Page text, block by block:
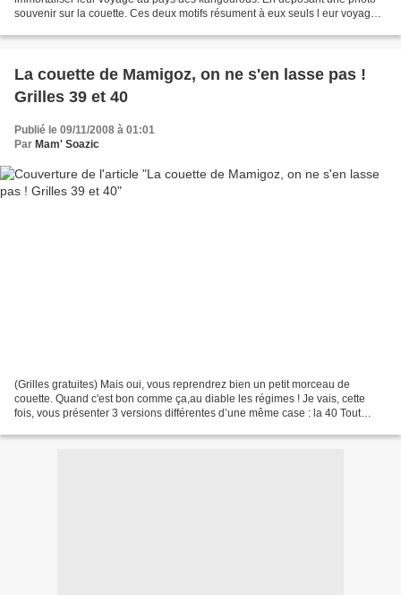
souvenir sur la couette. Ces deux motifs résument à eux seuls l eur voyage
La couette de Mamigoz, on ne s'en lasse pas !
Grilles 39 et 40
Publié le 09/11/2008 à 01:01
Par Mam' Soazic
(Grilles gratuites) Mais oui, vous reprendrez bien un petit morceau de
couette. Quand c'est bon comme ça,au diable les régimes ! Je vais, cette
fois, vous présenter 3 versions différentes d’une même case : la 40 Tout